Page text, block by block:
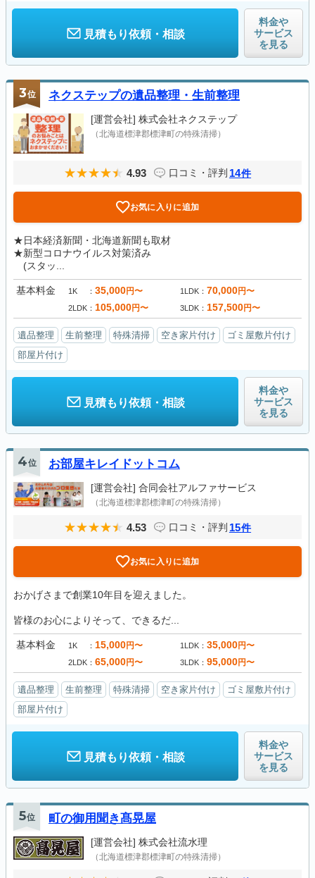
見積もり依頼・相談
料金や
サービス
を見る
3位 ネクステップの遺品整理・生前整理
[運営会社] 株式会社ネクステップ
（北海道標津郡標津町の特殊清掃）
4.93 口コミ・評判 14件
お気に入りに追加
★日本経済新聞・北海道新聞も取材
★新型コロナウイルス対策済み
(スタッ...
基本料金 1K 35,000円〜 1LDK 70,000円〜
2LDK 105,000円〜 3LDK 157,500円〜
遺品整理 生前整理 特殊清掃 空き家片付け
ゴミ屋敷片付け
部屋片付け
見積もり依頼・相談
料金や
サービス
を見る
4位 お部屋キレイドットコム
[運営会社] 合同会社アルファサービス
（北海道標津郡標津町の特殊清掃）
4.53 口コミ・評判 15件
お気に入りに追加
おかげさまで創業10年目を迎えました。
皆様のお心によりそって、できるだ...
基本料金 1K 15,000円〜 1LDK 35,000円〜
2LDK 65,000円〜 3LDK 95,000円〜
遺品整理 生前整理 特殊清掃 空き家片付け
ゴミ屋敷片付け
部屋片付け
見積もり依頼・相談
料金や
サービス
を見る
5位 町の御用聞き髙晃屋
[運営会社] 株式会社流水理
（北海道標津郡標津町の特殊清掃）